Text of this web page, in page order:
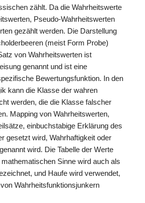
zählt. Da die Wahrheitswerte
Pseudo-Wahrheitswerten
gezählt werden. Die Darstellung
(meist Form Probe)
von Wahrheitswerten ist
genannt und ist eine
Bewertungsfunktion. In den
kann die Klasse der wahren
werden, die die Klasse falscher
Mapping von Wahrheitswerten,
einbuchstabige Erklärung des
gesetzt wird, Wahrhaftigkeit oder
wird. Die Tabelle der Werte
Sinne wird auch als
und Haufe wird verwendet,
Wahrheitsfunktionsjunkern